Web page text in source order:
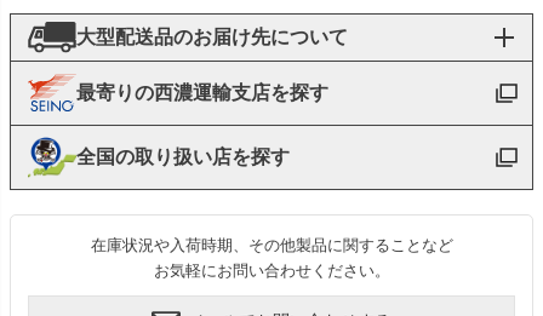
大型配送品のお届け先について
最寄りの西濃運輸支店を探す
全国の取り扱い店を探す
在庫状況や入荷時期、その他製品に関することなど
お気軽にお問い合わせください。